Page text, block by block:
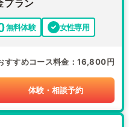
プラン
無料体験 女性専用
すすめコース料金 16,800円
体験・相談予約